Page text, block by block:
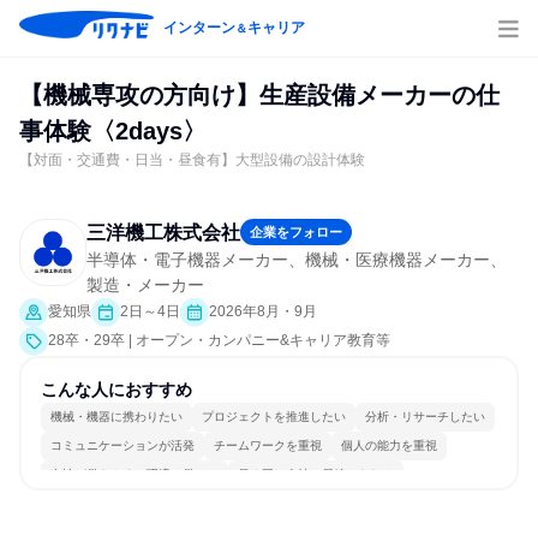
インターン＆キャリア
【機械専攻の方向け】生産設備メーカーの仕
事体験〈2days〉
【対面・交通費・日当・昼食有】大型設備の設計体験
三洋機工株式会社 企業をフォロー
半導体・電子機器メーカー、機械・医療機器メーカー、
製造・メーカー
愛知県 2日～4日
2026年8月・9月
28卒・29卒 | オープン・カンパニー&キャリア教育等
こんな人におすすめ
機械・機器に携わりたい プロジェクトを推進したい 分析・リサーチしたい
コミュニケーションが活発 チームワークを重視 個人の能力を重視
女性が働きやすい環境で働ける 長く同じ会社に居続けられる